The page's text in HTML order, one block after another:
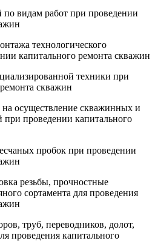
по видам работ при проведении
технологического
капитального ремонта скважин
техники при
скважин
на осуществление скважинных и
при проведении капитального
пробок при проведении
резьбы, прочностные
сортамента для проведения
труб, переводников, долот,
проведения капитального